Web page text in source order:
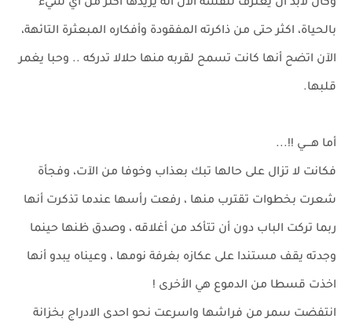
وكان لابد أن يعترف لنفسه الآن أنه يريدها أكثر من أي شيء
بالحياة، اكثر حتى من ذاكرته المفقودة وأفكاره المبعثرة التائهة،
الآن اتضح أنها كانت تسمح لقربه منها حلالا تدركه .. وحبا يغمر
قلبها.
أما هــــي !!...
فكانت لا تزال على حالها تبك بعذاب وخوفا من الآت، وفجأة
شعرت بخطوات تقترب منها ، رفعت رأسها عندما تذكرت أنها
ربما تركت الباب دون أن تتأكد من أغلاقه ، وصدق ظنها حينما
وجدته يقف مستندا على عكازه بغرفة نومها ، وعيناه يبدو أنها
اخذت قسطا من الدموع هي الأخرى !
انتفضت سمر من فراشها واسرعت نحو احدى الادراج بخزانة